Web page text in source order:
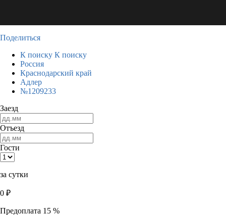
Поделиться
К поиску К поиску
Россия
Краснодарский край
Адлер
№1209233
Заезд
Отъезд
Гости
за сутки
0 ₽
Предоплата 15 %